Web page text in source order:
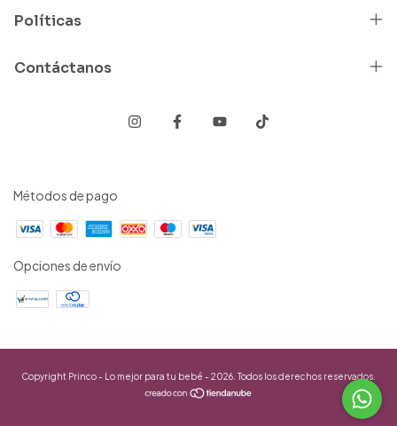
Políticas
Contáctanos
Métodos de pago
Opciones de envío
Copyright Princo - Lo mejor para tu bebé - 2026. Todos los derechos reservados.